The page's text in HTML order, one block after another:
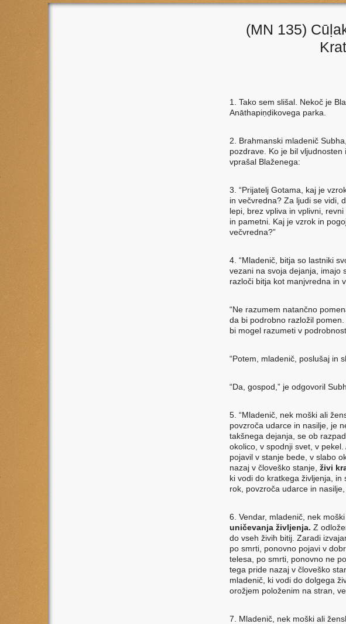
(MN 135)
1. Tako sem slišal. Nekoč je
Anāthapiṇḍikovega parka.
2. Brahmanski mladenič
pozdrave. Ko je bil
vprašal Blaženega:
3. “Prijatelj Gotama, kaj je
in večvredna? Za ljudi se vidi,
lepi, brez vpliva in vplivni,
in pametni. Kaj je vzrok in
večvredna?”
4. “Mladenič, bitja so lastniki
vezani na svoja dejanja, imajo
razloči bitja kot manjvredna in
“Ne razumem natančno
da bi podrobno razložil
bi mogel razumeti v
“Potem, mladenič, poslušaj in
“Da, gospod,” je odgovoril
5. “Mladenič, nek moški ali
povzroča udarce in nasilje, je
takšnega dejanja, se ob
okolico, v spodnji svet, v
pojavil v stanje bede, v slabo
nazaj v človeško stanje, živi
ki vodi do kratkega življenja,
rok, povzroča udarce in
6. Vendar, mladenič, nek
uničevanja življenja. Z
do vseh živih bitij. Zaradi
po smrti, ponovno pojavi v
telesa, po smrti, ponovno ne
tega pride nazaj v človeško
mladenič, ki vodi do dolgega
orožjem položenim na stran,
7. Mladenič, nek moški ali